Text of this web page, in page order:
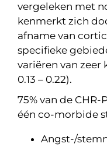
vergeleken met
kenmerkt zich
afname van
specifieke
variëren van zeer
0.13 – 0.22).
75% van de
één co-morbide
Angst-/